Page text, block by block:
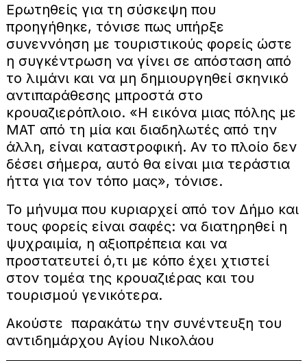
Ερωτηθείς για τη σύσκεψη που
προηγήθηκε, τόνισε πως υπήρξε
συνεννόηση με τουριστικούς φορείς ώστε
η συγκέντρωση να γίνει σε απόσταση από
το λιμάνι και να μη δημιουργηθεί σκηνικό
αντιπαράθεσης μπροστά στο
κρουαζιερόπλοιο. «Η εικόνα μιας πόλης με
ΜΑΤ από τη μία και διαδηλωτές από την
άλλη, είναι καταστροφική. Αν το πλοίο δεν
δέσει σήμερα, αυτό θα είναι μια τεράστια
ήττα για τον τόπο μας», τόνισε.
Το μήνυμα που κυριαρχεί από τον Δήμο και
τους φορείς είναι σαφές: να διατηρηθεί η
ψυχραιμία, η αξιοπρέπεια και να
προστατευτεί ό,τι με κόπο έχει χτιστεί
στον τομέα της κρουαζιέρας και του
τουρισμού γενικότερα.
Ακούστε παρακάτω την συνέντευξη του
αντιδημάρχου Αγίου Νικολάου